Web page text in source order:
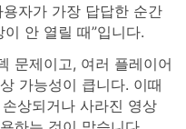
자가 가장 답답한 순간
안 열릴 때”입니다.
문제이고, 여러 플레이어
가능성이 큽니다. 이때
상되거나 사라진 영상